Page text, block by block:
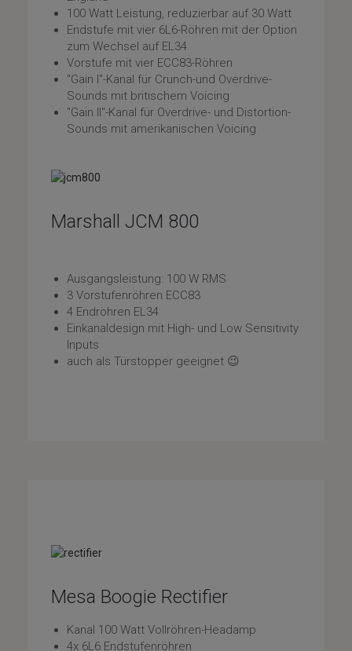
100 Watt Leistung, reduzierbar auf 30 Watt
Endstufe mit vier 6L6-Röhren mit der Option
zum Wechsel auf EL34
Vorstufe mit vier ECC83-Röhren
"Gain I"-Kanal für Crunch-und Overdrive-
Sounds mit britischem Voicing
"Gain II"-Kanal für Overdrive- und Distortion-
Sounds mit amerikanischen Voicing
Marshall JCM 800
Ausgangsleistung: 100 W RMS
3 Vorstufenröhren ECC83
4 Endröhren EL34
Einkanaldesign mit High- und Low Sensitivity
Inputs
auch als Türstopper geeignet 😉
Mesa Boogie Rectifier
Kanal 100 Watt Vollröhren-Headamp
4x 6L6 Endstufenröhren